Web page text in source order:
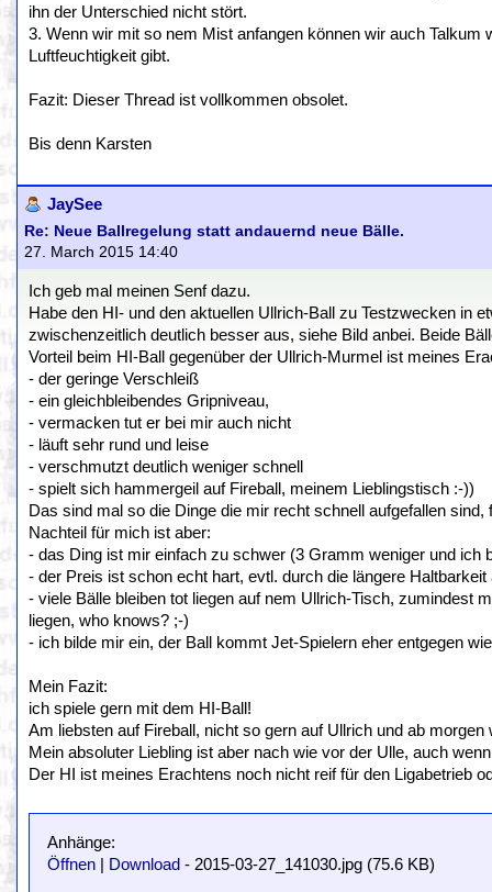
ihn der Unterschied nicht stört.
3. Wenn wir mit so nem Mist anfangen können wir auch
Luftfeuchtigkeit gibt.
Fazit: Dieser Thread ist vollkommen obsolet.
Bis denn Karsten
JaySee
Re: Neue Ballregelung statt andauernd neue Bälle.
27. March 2015 14:40
Ich geb mal meinen Senf dazu.
Habe den HI- und den aktuellen Ullrich-Ball zu Testzwecken in
zwischenzeitlich deutlich besser aus, siehe Bild anbei. Beide
Vorteil beim HI-Ball gegenüber der Ullrich-Murmel ist meines
- der geringe Verschleiß
- ein gleichbleibendes Gripniveau,
- vermacken tut er bei mir auch nicht
- läuft sehr rund und leise
- verschmutzt deutlich weniger schnell
- spielt sich hammergeil auf Fireball, meinem Lieblingstisch :-))
Das sind mal so die Dinge die mir recht schnell aufgefallen sind,
Nachteil für mich ist aber:
- das Ding ist mir einfach zu schwer (3 Gramm weniger und ich
- der Preis ist schon echt hart, evtl. durch die längere
- viele Bälle bleiben tot liegen auf nem Ullrich-Tisch, zumindest
liegen, who knows? ;-)
- ich bilde mir ein, der Ball kommt Jet-Spielern eher entgegen
Mein Fazit:
ich spiele gern mit dem HI-Ball!
Am liebsten auf Fireball, nicht so gern auf Ullrich und ab
Mein absoluter Liebling ist aber nach wie vor der Ulle, auch
Der HI ist meines Erachtens noch nicht reif für den Ligabetrieb
Anhänge:
Öffnen
Download - 2015-03-27_141030.jpg (75.6 KB)